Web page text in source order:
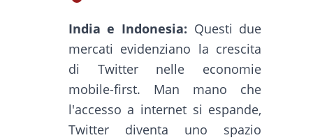
India e Indonesia: Questi due
mercati evidenziano la crescita
di Twitter nelle economie
mobile-first. Man mano che
l'accesso a internet si espande,
Twitter diventa uno spazio